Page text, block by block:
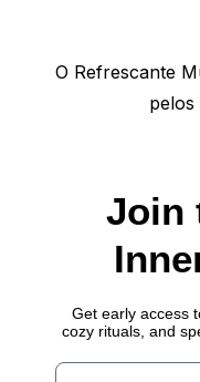
NextO Refrescante
pelos
Join
Get early access
cozy rituals, and
Name